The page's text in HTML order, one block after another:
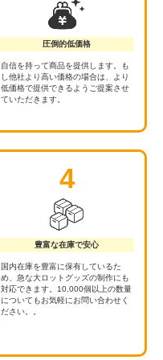
圧倒的低価格
自信を持って商品を提供します。も
し他社より高い価格の場合は、より
低価格で提供できるようご提案させ
ていただきます。
4
豊富な在庫で安心
国内在庫を豊富に保有しているた
め、急な大ロットグッズの制作にも
対応できます。10,000個以上の数量
についてもお気軽にお問い合わせく
ださい。。